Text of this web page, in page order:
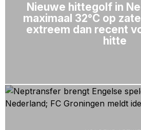
Nieuwe hittegolf in
maximaal 32°C op
extreem dan recent
hitte